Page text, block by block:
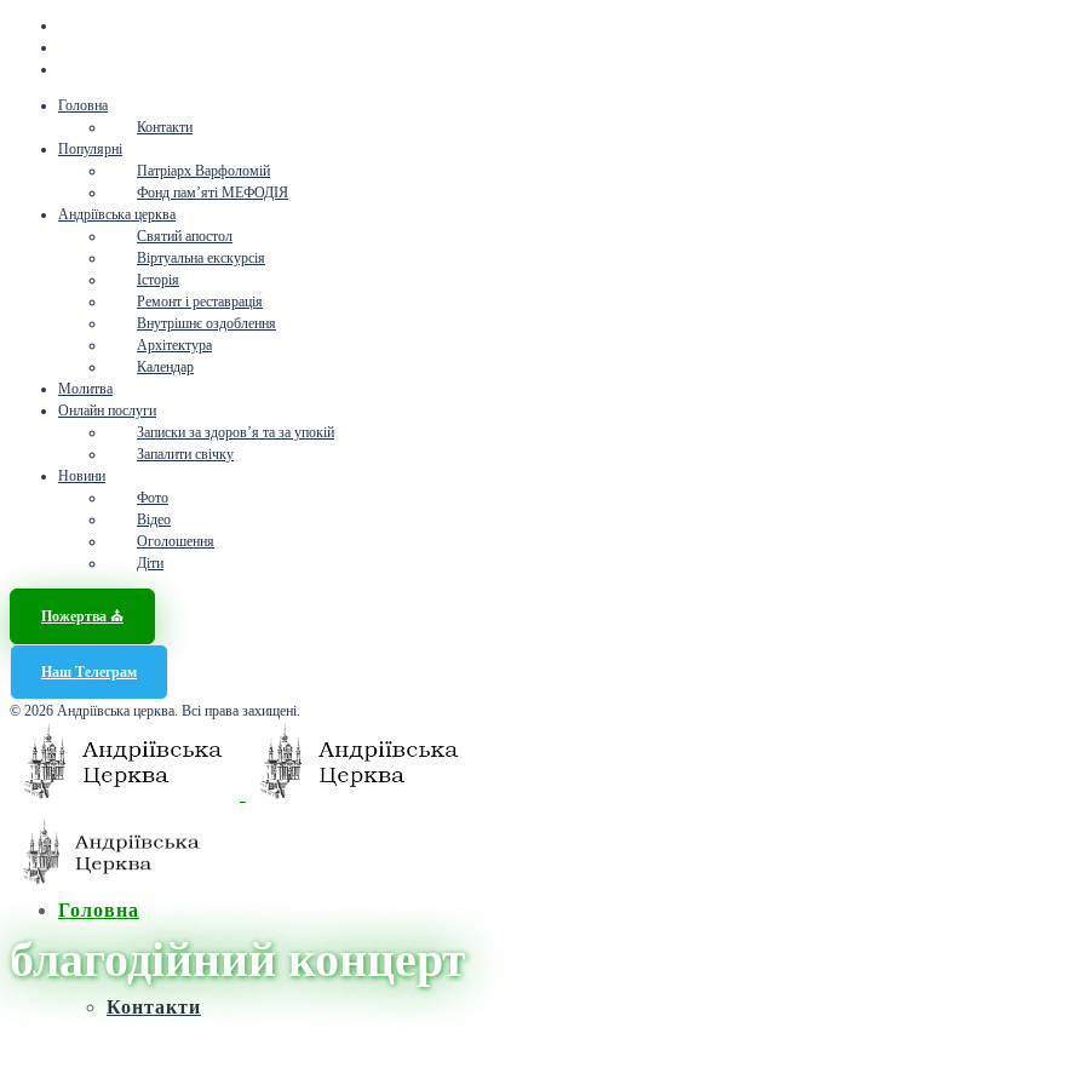
Головна
Контакти
Популярні
Патріарх Варфоломій
Фонд пам’яті МЕФОДІЯ
Андріївська церква
Святий апостол
Віртуальна екскурсія
Історія
Ремонт і реставрація
Внутрішнє оздоблення
Архітектура
Календар
Молитва
Онлайн послуги
Записки за здоров’я та за упокій
Запалити свічку
Новини
Фото
Відео
Оголошення
Діти
Пожертва ⛪️
Наш Телеграм
© 2026 Андріївська церква. Всі права захищені.
Головна
Контакти
благодійний концерт